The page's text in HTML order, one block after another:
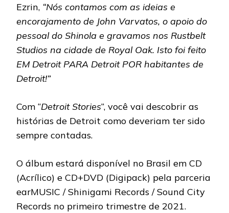
Ezrin, “Nós contamos com as ideias e
encorajamento de John Varvatos, o apoio do
pessoal do Shinola e gravamos nos Rustbelt
Studios na cidade de Royal Oak. Isto foi feito
EM Detroit PARA Detroit POR habitantes de
Detroit!”
Com “Detroit Stories“, você vai descobrir as
histórias de Detroit como deveriam ter sido
sempre contadas.
O álbum estará disponível no Brasil em CD
(Acrílico) e CD+DVD (Digipack) pela parceria
earMUSIC / Shinigami Records / Sound City
Records no primeiro trimestre de 2021.